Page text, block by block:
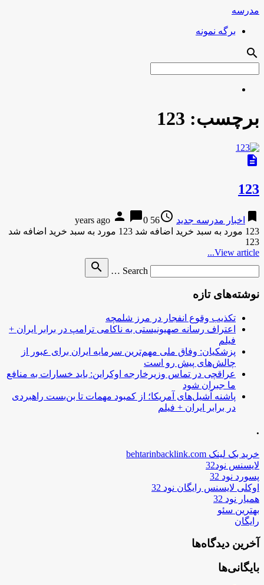
مدرسه
برگه نمونه
search
برچسب: 123
description
123
bookmark اخبار مدرسه جدید access_time
56 years ago
person chat_bubble0
123 مورد به سبد خرید اضافه شد 123 مورد به سبد خرید اضافه شد
123
View article...
Search …
search
نوشته‌های تازه
تکذیب وقوع انفجار در مرز شلمچه
اعتراف رسانه صهیونیستی به ناکامی ترامپ در برابر ایران +
فیلم
پزشکیان: وفاق ملی مهم‌ترین سرمایه ایران برای عبور از
چالش‌های پیش رو است
عراقچی در تماس وزیرخارجه اوکراین: باید خسارات به منافع
ما جبران شود
پاشنه آشیل‌های آمریکا؛ از کمبود مهمات تا بن‌بست راهبردی
در برابر ایران + فیلم
.
خرید بک لینک behtarinbacklink.com
لایسنس نود32
پسورد نود 32
اوکلی لایسنس رایگان نود 32
همیار نود 32
بهترین سئو
رایگان
آخرین دیدگاه‌ها
بایگانی‌ها